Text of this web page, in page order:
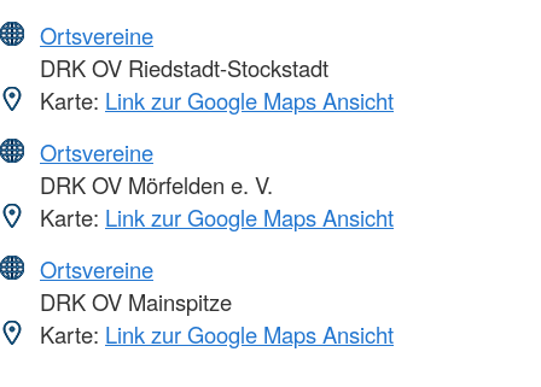
Ortsvereine
DRK OV Riedstadt-Stockstadt
Karte: Link zur Google Maps Ansicht
Ortsvereine
DRK OV Mörfelden e. V.
Karte: Link zur Google Maps Ansicht
Ortsvereine
DRK OV Mainspitze
Karte: Link zur Google Maps Ansicht